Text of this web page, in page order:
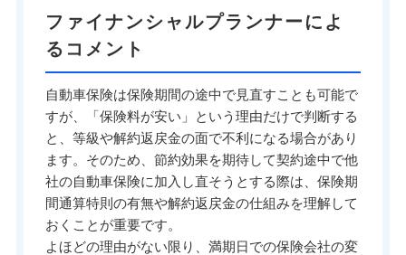
ファイナンシャルプランナーによ
るコメント
自動車保険は保険期間の途中で見直すことも可能で
すが、「保険料が安い」という理由だけで判断する
と、等級や解約返戻金の面で不利になる場合があり
ます。そのため、節約効果を期待して契約途中で他
社の自動車保険に加入し直そうとする際は、保険期
間通算特則の有無や解約返戻金の仕組みを理解して
おくことが重要です。
よほどの理由がない限り、満期日での保険会社の変